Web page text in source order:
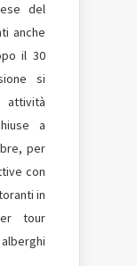
del
anche
il 30
si
a
per
con
in
tour